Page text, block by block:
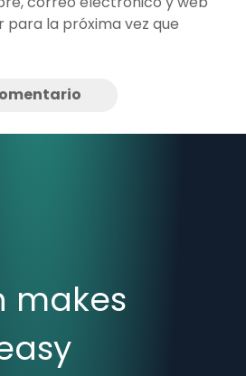
para la próxima vez que
makes